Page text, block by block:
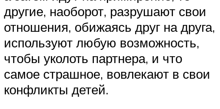
другие, наоборот, разрушают свои
отношения, обижаясь друг на друга,
используют любую возможность,
чтобы уколоть партнера, и что
самое страшное, вовлекают в свои
конфликты детей.